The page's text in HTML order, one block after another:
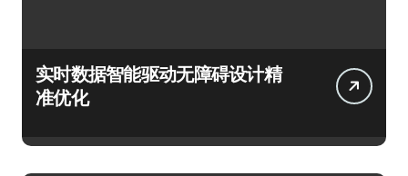
实时数据智能驱动无障碍设计精
准优化